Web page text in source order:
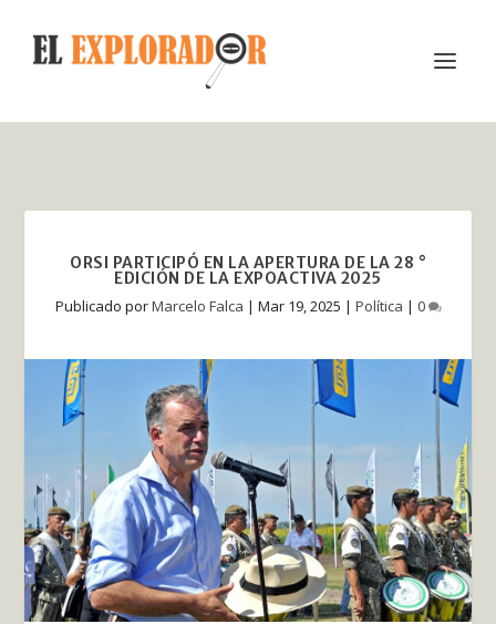
ORSI PARTICIPÓ EN LA APERTURA DE LA 28 °
EDICIÓN DE LA EXPOACTIVA 2025
Publicado porMarcelo Falca | Mar 19, 2025 | Política | 0